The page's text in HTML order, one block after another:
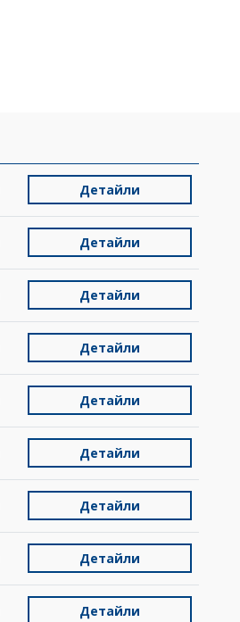
Детайли
Детайли
Детайли
Детайли
Детайли
Детайли
Детайли
Детайли
Детайли